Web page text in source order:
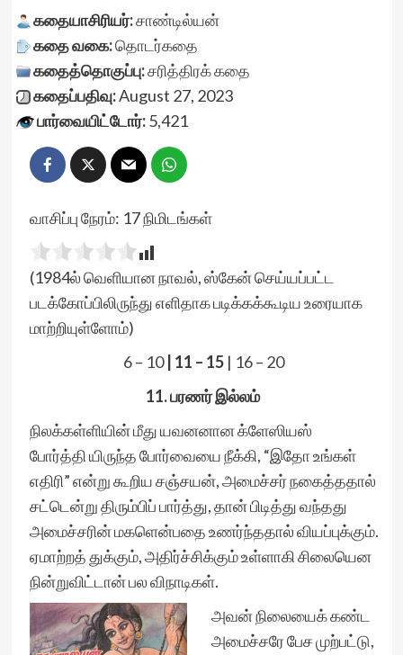
கதையாசிரியர்:சாண்டில்யன்
கதை வகை:தொடர்கதை
கதைத்தொகுப்பு:சரித்திரக் கதை
கதைப்பதிவு:August 27, 2023
பார்வையிட்டோர்:5,421
வாசிப்பு நேரம்: 17நிமிடங்கள்
(1984ல் வெளியான நாவல், ஸ்கேன் செய்யப்பட்ட
படக்கோப்பிலிருந்து எளிதாக படிக்கக்கூடிய உரையாக
மாற்றியுள்ளோம்)
6 – 10| 11 – 15 | 16 – 20
11. பரணர் இல்லம்
நிலக்கள்ளியின் மீது யவனனான க்ளேஸியஸ்
போர்த்தி யிருந்த போர்வையை நீக்கி, “இதோ உங்கள்
எதிரி” என்று கூறிய சஞ்சயன், அமைச்சர் நகைத்ததால்
சட்டென்று திரும்பிப் பார்த்து, தான் பிடித்து வந்தது
அமைச்சரின் மகளென்பதை உணர்ந்ததால் வியப்புக்கும்.
ஏமாற்றத் துக்கும், அதிர்ச்சிக்கும் உள்ளாகி சிலையென
நின்றுவிட்டான் பல விநாடிகள்.
அவன் நிலையைக் கண்ட
அமைச்சரே பேச முற்பட்டு,